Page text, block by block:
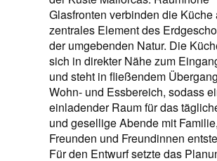
Glasfronten verbinden die Küche
zentrales Element des
der umgebenden Natur. Die
sich in direkter Nähe zum
und steht in fließendem
Wohn- und Essbereich, sodass
einladender Raum für das
und gesellige Abende mit Familie,
Freunden und Freundinnen
Für den Entwurf setzte das